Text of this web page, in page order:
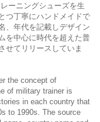
ーニングシューズを生
つ丁寧にハンドメイドで
、年代を記載しデザイン
を中心に時代を超えた普
せてリリースしていま
the concept of
of military trainer is
in each country that
to 1990s. The source